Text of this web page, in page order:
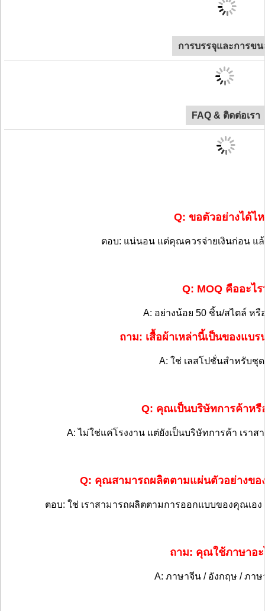
การบรรจุและการขน
FAQ & ติดต่อเรา
Q: ขอตัวอย่างได้ไ
ตอบ: แน่นอน แต่คุณควรจ่ายเงินก่อน
Q: MOQ คืออะไร
A: อย่างน้อย 50 ชิ้น/สไตล์ หรื
ถาม: เสื้อผ้าเหล่านี้เป็นของแบ
A: ใช่ เลสโปชั่นสําหรับชุ
Q: คุณเป็นบริษัทการค้าหรื
A: ไม่ใช่แค่โรงงาน แต่ยังเป็นบริษัทการค้า เราส
Q: คุณสามารถผลิตตามแผ่นตัวอย่างขอ
ตอบ: ใช่ เราสามารถผลิตตามการออกแบบของคุณเอง
ถาม: คุณใช้ภาษาอะ
A: ภาษาจีน / อังกฤษ / ภา